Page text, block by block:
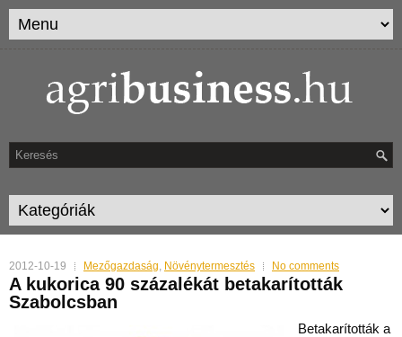
2012-10-19 Mezőgazdaság, Növénytermesztés No comments
A kukorica 90 százalékát betakarították
Szabolcsban
Betakarították a